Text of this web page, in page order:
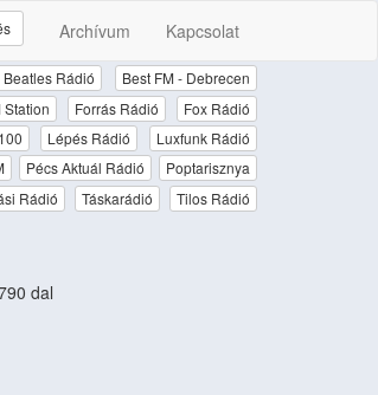
Archívum Kapcsolat
Beatles Rádió
Best FM - Debrecen
Station Forrás Rádió
Fox Rádió
Lépés Rádió
Luxfunk Rádió
Pécs Aktuál Rádió
Poptarisznya
Rádió Táskarádió Tilos Rádió
dal